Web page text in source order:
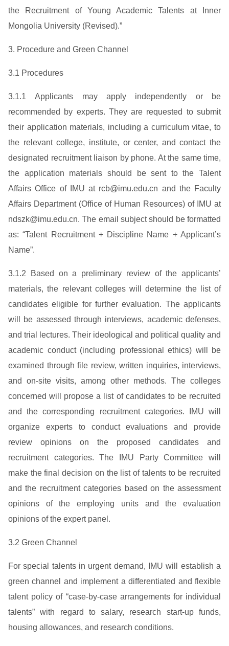
the Recruitment of Young Academic Talents at Inner
Mongolia University (Revised).”
3. Procedure and Green Channel
3.1 Procedures
3.1.1 Applicants may apply independently or be
recommended by experts. They are requested to submit
their application materials, including a curriculum vitae, to
the relevant college, institute, or center, and contact the
designated recruitment liaison by phone. At the same time,
the application materials should be sent to the Talent
Affairs Office of IMU at rcb@imu.edu.cn and the Faculty
Affairs Department (Office of Human Resources) of IMU at
ndszk@imu.edu.cn. The email subject should be formatted
as: “Talent Recruitment + Discipline Name + Applicant’s
Name”.
3.1.2 Based on a preliminary review of the applicants’
materials, the relevant colleges will determine the list of
candidates eligible for further evaluation. The applicants
will be assessed through interviews, academic defenses,
and trial lectures. Their ideological and political quality and
academic conduct (including professional ethics) will be
examined through file review, written inquiries, interviews,
and on-site visits, among other methods. The colleges
concerned will propose a list of candidates to be recruited
and the corresponding recruitment categories. IMU will
organize experts to conduct evaluations and provide
review opinions on the proposed candidates and
recruitment categories. The IMU Party Committee will
make the final decision on the list of talents to be recruited
and the recruitment categories based on the assessment
opinions of the employing units and the evaluation
opinions of the expert panel.
3.2 Green Channel
For special talents in urgent demand, IMU will establish a
green channel and implement a differentiated and flexible
talent policy of “case-by-case arrangements for individual
talents” with regard to salary, research start-up funds,
housing allowances, and research conditions.